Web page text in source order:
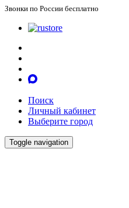
Звонки по России бесплатно
Поиск
Личный кабинет
Выберите город
Toggle navigation